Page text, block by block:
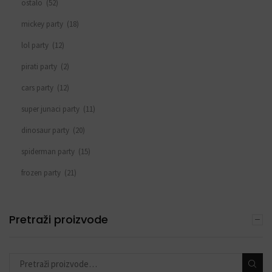
ostalo (52)
mickey party (18)
lol party (12)
pirati party (2)
cars party (12)
super junaci party (11)
dinosaur party (20)
spiderman party (15)
frozen party (21)
princeza party (15)
Pretraži proizvode